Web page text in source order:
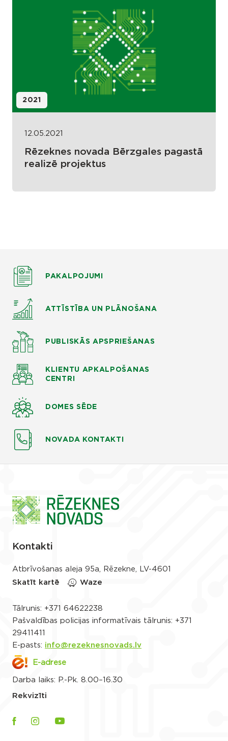
2021
12.05.2021
Rēzeknes novada Bērzgales pagastā
realizē projektus
PAKALPOJUMI
ATTĪSTĪBA UN PLĀNOŠANA
PUBLISKĀS APSPRIEŠANAS
KLIENTU APKALPOŠANAS
CENTRI
DOMES SĒDE
NOVADA KONTAKTI
Kontakti
Atbrīvošanas aleja 95a, Rēzekne, LV-4601
Skatīt kartē
Waze
Tālrunis: +371 64622238
Pašvaldības policijas informatīvais tālrunis: +371
29411411
E-pasts: info@rezeknesnovads.lv
E-adrese
Darba laiks: P.-Pk. 8.00–16.30
Rekvizīti